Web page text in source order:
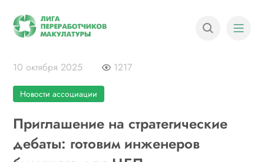
10 октября 2025 1217
Новости ассоциации
Приглашение на стратегические
дебаты: готовим инженеров